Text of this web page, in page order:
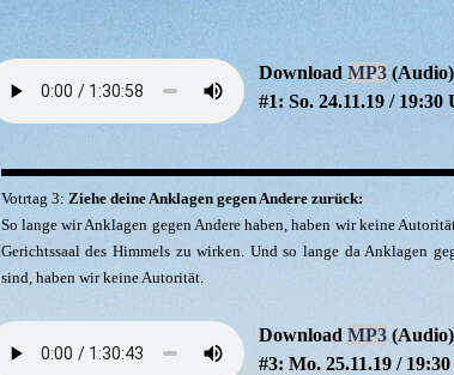
Download MP3(Audio)
#1: So. 24.11.19 / 19:30
Votrtag 3: Ziehe deine Anklagen gegen Andere zurück:
So lange wir Anklagen gegen Andere haben, haben wir keine
Gerichtssaal des Himmels zu wirken. Und so lange da Anklagen
sind, haben wir keine Autorität.
Download MP3(Audio)
#3: Mo. 25.11.19 /